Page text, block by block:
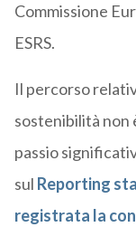
Commissione
ESRS.
Il percorso
sostenibilità non
passio
sul Reporting
registrata la